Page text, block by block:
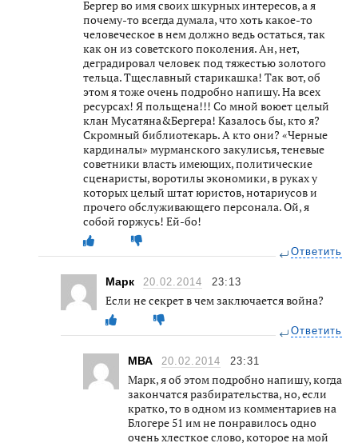
Бергер во имя своих шкурных интересов, а я
почему-то всегда думала, что хоть какое-то
человеческое в нем должно ведь остаться, так
как он из советского поколения. Ан, нет,
деградировал человек под тяжестью золотого
тельца. Тщеславный старикашка! Так вот, об
этом я тоже очень подробно напишу. На всех
ресурсах! Я польщена!!! Со мной воюет целый
клан Мусатяна&Бергера! Казалось бы, кто я?
Скромный библиотекарь. А кто они? «Черные
кардиналы» мурманского закулисья, теневые
советники власть имеющих, политические
сценаристы, воротилы экономики, в руках у
которых целый штат юристов, нотариусов и
прочего обслуживающего персонала. Ой, я
собой горжусь! Ей-бо!
Ответить
Марк 20.02.2014 23:13
Если не секрет в чем заключается война?
Ответить
МВА 20.02.2014 23:31
Марк, я об этом подробно напишу, когда
закончатся разбирательства, но, если
кратко, то в одном из комментариев на
Блогере 51 им не понравилось одно
очень хлесткое слово, которое на мой